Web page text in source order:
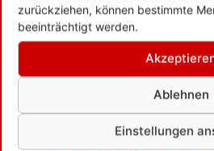
zurückziehen, können bestimmte
beeinträchtigt werden.
Ablehnen
Einstellungen